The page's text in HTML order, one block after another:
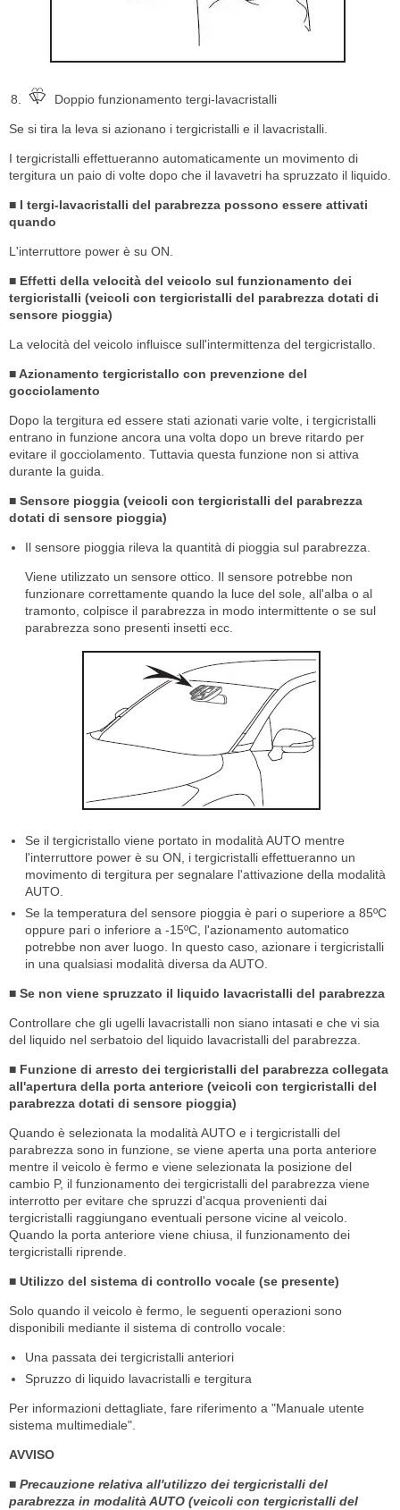
Doppio funzionamento tergi-lavacristalli
Se si tira la leva si azionano i tergicristalli e il lavacristalli.
I tergicristalli effettueranno automaticamente un movimento di
tergitura un paio di volte dopo che il lavavetri ha spruzzato il liquido.
■ I tergi-lavacristalli del parabrezza possono essere attivati
quando
L'interruttore power è su ON.
■ Effetti della velocità del veicolo sul funzionamento dei
tergicristalli (veicoli con tergicristalli del parabrezza dotati di
sensore pioggia)
La velocità del veicolo influisce sull'intermittenza del tergicristallo.
■ Azionamento tergicristallo con prevenzione del
gocciolamento
Dopo la tergitura ed essere stati azionati varie volte, i tergicristalli
entrano in funzione ancora una volta dopo un breve ritardo per
evitare il gocciolamento. Tuttavia questa funzione non si attiva
durante la guida.
■ Sensore pioggia (veicoli con tergicristalli del parabrezza
dotati di sensore pioggia)
Il sensore pioggia rileva la quantità di pioggia sul parabrezza.
Viene utilizzato un sensore ottico. Il sensore potrebbe non
funzionare correttamente quando la luce del sole, all'alba o al
tramonto, colpisce il parabrezza in modo intermittente o se sul
parabrezza sono presenti insetti ecc.
Se il tergicristallo viene portato in modalità AUTO mentre
l'interruttore power è su ON, i tergicristalli effettueranno un
movimento di tergitura per segnalare l'attivazione della modalità
AUTO.
Se la temperatura del sensore pioggia è pari o superiore a 85ºC
oppure pari o inferiore a -15ºC, l'azionamento automatico
potrebbe non aver luogo. In questo caso, azionare i tergicristalli
in una qualsiasi modalità diversa da AUTO.
■ Se non viene spruzzato il liquido lavacristalli del parabrezza
Controllare che gli ugelli lavacristalli non siano intasati e che vi sia
del liquido nel serbatoio del liquido lavacristalli del parabrezza.
■ Funzione di arresto dei tergicristalli del parabrezza collegata
all'apertura della porta anteriore (veicoli con tergicristalli del
parabrezza dotati di sensore pioggia)
Quando è selezionata la modalità AUTO e i tergicristalli del
parabrezza sono in funzione, se viene aperta una porta anteriore
mentre il veicolo è fermo e viene selezionata la posizione del
cambio P, il funzionamento dei tergicristalli del parabrezza viene
interrotto per evitare che spruzzi d'acqua provenienti dai
tergicristalli raggiungano eventuali persone vicine al veicolo.
Quando la porta anteriore viene chiusa, il funzionamento dei
tergicristalli riprende.
■ Utilizzo del sistema di controllo vocale (se presente)
Solo quando il veicolo è fermo, le seguenti operazioni sono
disponibili mediante il sistema di controllo vocale:
Una passata dei tergicristalli anteriori
Spruzzo di liquido lavacristalli e tergitura
Per informazioni dettagliate, fare riferimento a "Manuale utente
sistema multimediale".
AVVISO
■ Precauzione relativa all'utilizzo dei tergicristalli del
parabrezza in modalità AUTO (veicoli con tergicristalli del